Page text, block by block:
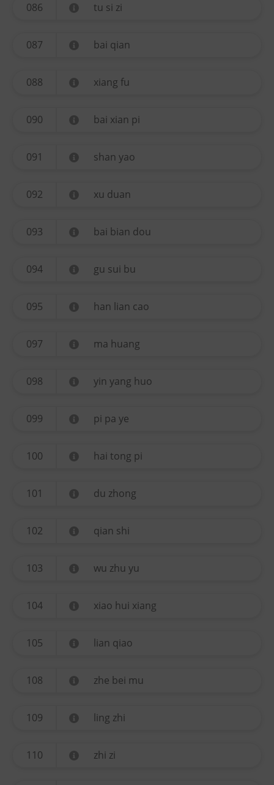
086 tu si zi
087 bai qian
088 xiang fu
090 bai xian pi
091 shan yao
092 xu duan
093 bai bian dou
094 gu sui bu
095 han lian cao
097 ma huang
098 yin yang huo
099 pi pa ye
100 hai tong pi
101 du zhong
102 qian shi
103 wu zhu yu
104 xiao hui xiang
105 lian qiao
108 zhe bei mu
109 ling zhi
110 zhi zi